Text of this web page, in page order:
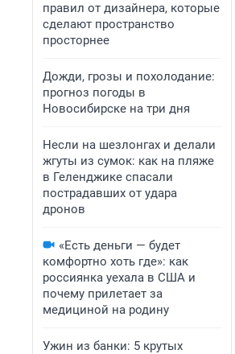
правил от дизайнера, которые
сделают пространство
просторнее
Дожди, грозы и похолодание:
прогноз погоды в
Новосибирске на три дня
Несли на шезлонгах и делали
жгуты из сумок: как на пляже
в Геленджике спасали
пострадавших от удара
дронов
«Есть деньги — будет
комфортно хоть где»: как
россиянка уехала в США и
почему прилетает за
медициной на родину
Ужин из банки: 5 крутых